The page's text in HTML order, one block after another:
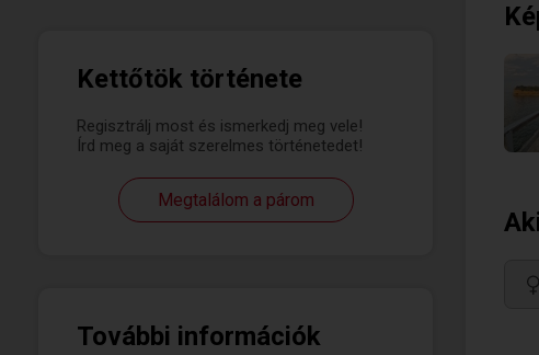
Kettőtök története
Regisztrálj most és ismerkedj meg vele!
Írd meg a saját szerelmes történetedet!
Megtalálom a párom
További információk